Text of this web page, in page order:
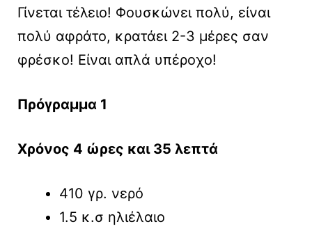
Γίνεται τέλειο! Φουσκώνει πολύ, είναι
πολύ αφράτο, κρατάει 2-3 μέρες σαν
φρέσκο! Είναι απλά υπέροχο!
Πρόγραμμα 1
Χρόνος 4 ώρες και 35 λεπτά
410 γρ. νερό
1.5 κ.σ ηλιέλαιο